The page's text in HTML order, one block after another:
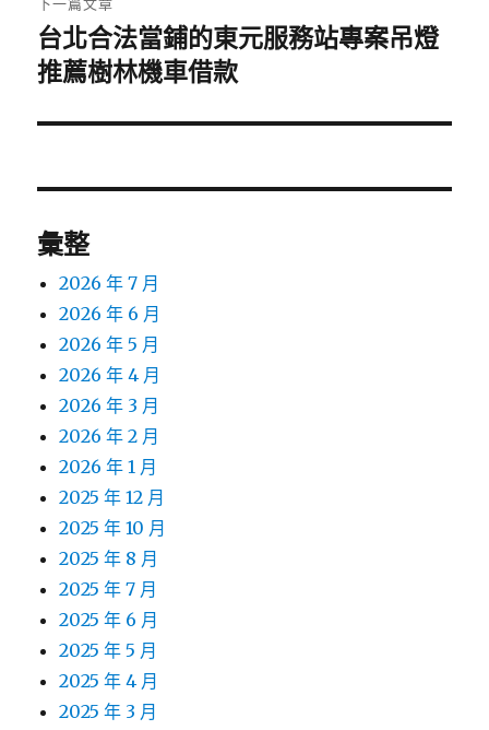
下
一
文
台北合法當鋪的東元服務站專案吊燈
推薦樹林機車借款
彙整
2026 年 7 月
2026 年 6 月
2026 年 5 月
2026 年 4 月
2026 年 3 月
2026 年 2 月
2026 年 1 月
2025 年 12 月
2025 年 10 月
2025 年 8 月
2025 年 7 月
2025 年 6 月
2025 年 5 月
2025 年 4 月
2025 年 3 月